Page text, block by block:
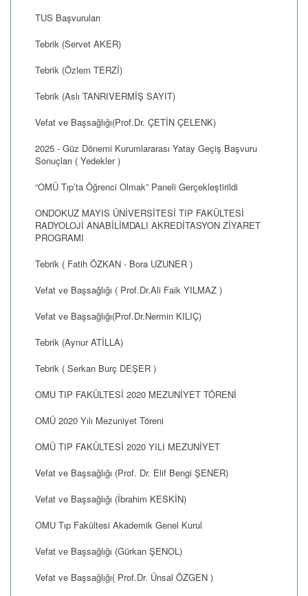
TUS Başvuruları
Tebrik (Servet AKER)
Tebrik (Özlem TERZİ)
Tebrik (Aslı TANRIVERMİŞ SAYIT)
Vefat ve Başsağlığı(Prof.Dr. ÇETİN ÇELENK)
2025 - Güz Dönemi Kurumlararası Yatay Geçiş Başvuru
Sonuçları ( Yedekler )
“OMÜ Tıp’ta Öğrenci Olmak” Paneli Gerçekleştirildi
ONDOKUZ MAYIS ÜNİVERSİTESİ TIP FAKÜLTESİ
RADYOLOJİ ANABİLİMDALI AKREDİTASYON ZİYARET
PROGRAMI
Tebrik ( Fatih ÖZKAN - Bora UZUNER )
Vefat ve Başsağlığı ( Prof.Dr.Ali Faik YILMAZ )
Vefat ve Başsağlığı(Prof.Dr.Nermin KILIÇ)
Tebrik (Aynur ATİLLA)
Tebrik ( Serkan Burç DEŞER )
OMU TIP FAKÜLTESİ 2020 MEZUNİYET TÖRENİ
OMÜ 2020 Yılı Mezuniyet Töreni
OMÜ TIP FAKÜLTESİ 2020 YILI MEZUNİYET
Vefat ve Başsağlığı (Prof. Dr. Elif Bengi ŞENER)
Vefat ve Başsağlığı (İbrahim KESKİN)
OMU Tıp Fakültesi Akademik Genel Kurul
Vefat ve Başsağlığı (Gürkan ŞENOL)
Vefat ve Başsağlığı( Prof.Dr. Ünsal ÖZGEN )